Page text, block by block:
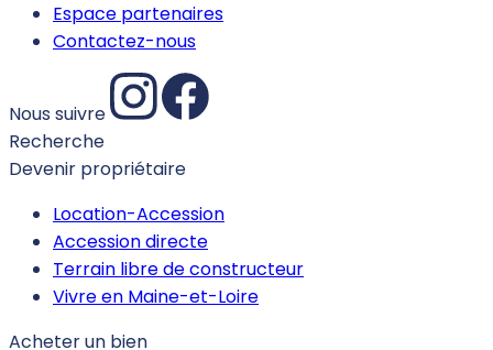
Espace partenaires
Contactez-nous
Nous suivre
Recherche
Devenir propriétaire
Location-Accession
Accession directe
Terrain libre de constructeur
Vivre en Maine-et-Loire
Acheter un bien